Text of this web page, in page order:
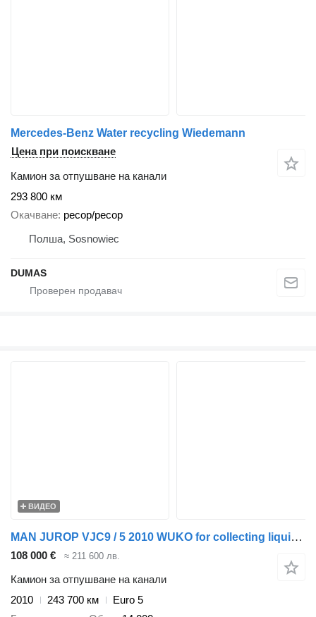
Mercedes-Benz Water recycling Wiedemann
Цена при поискване
Камион за отпушване на канали
293 800 км
Окачване ресор/ресор
Полша, Sosnowiec
DUMAS
ВИДЕО
MAN JUROP VJC9 / 5 2010 WUKO for collecting liquid waste
108 000 € ≈ 211 600 лв.
Камион за отпушване на канали
2010
243 700 км
Euro 5